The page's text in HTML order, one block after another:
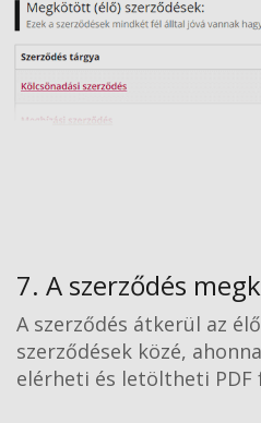
7. A szerződés
A szerződés átkerül az
szerződések közé,
elérheti és letöltheti